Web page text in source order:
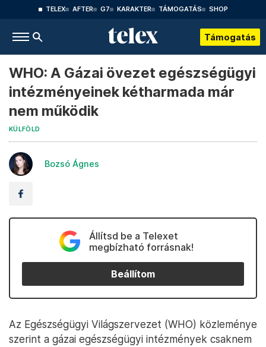
TELEX AFTER G7 KARAKTER TÁMOGATÁS SHOP
Támogatás
WHO: A Gázai övezet egészségügyi
intézményeinek kétharmada már
nem működik
KÜLFÖLD
Bozsó Ágnes
Állítsd be a Telexet
megbízható forrásnak!
Beállítom
Az Egészségügyi Világszervezet (WHO) közleménye
szerint a gázai egészségügyi intézmények csaknem